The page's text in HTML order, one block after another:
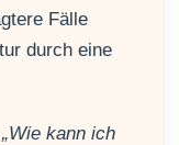
Fälle
durch eine
„Wie kann ich